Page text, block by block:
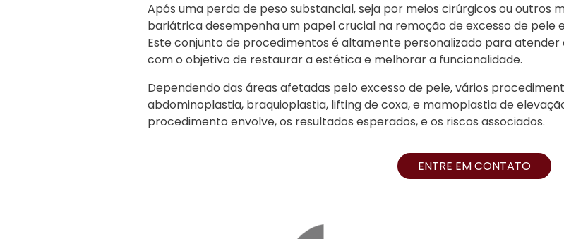
Após uma perda de peso substancial, seja por meios cirúrgicos ou outros
bariátrica desempenha um papel crucial na remoção de excesso de pele
Este conjunto de procedimentos é altamente personalizado para atender
com o objetivo de restaurar a estética e melhorar a funcionalidade.
Dependendo das áreas afetadas pelo excesso de pele, vários
abdominoplastia, braquioplastia, lifting de coxa, e mamoplastia de
procedimento envolve, os resultados esperados, e os riscos associados.
ENTRE EM CONTATO